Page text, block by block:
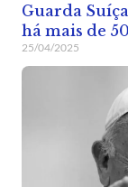
Guarda
há mais de
25/04/2025